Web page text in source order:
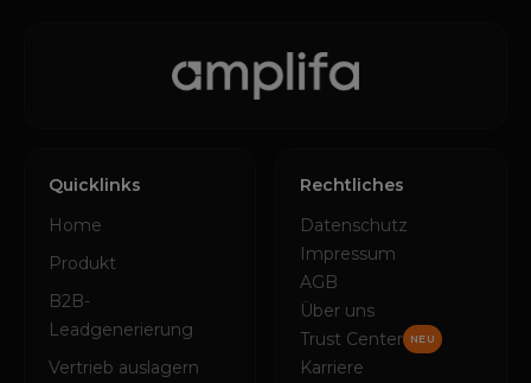
Quicklinks
Home
Produkt
B2B-
Leadgenerierung
Vertrieb auslagern
Rechtliches
Datenschutz
Impressum
AGB
Über uns
Trust Center
NEU
Karriere